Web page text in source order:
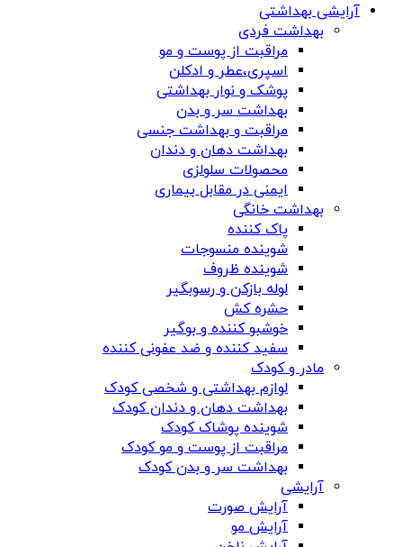
آرایشی بهداشتی
بهداشت فردی
مراقبت از پوست و مو
اسپری،عطر و ادکلن
پوشک و نوار بهداشتی
بهداشت سر و بدن
مراقبت و بهداشت جنسی
بهداشت دهان و دندان
محصولات سلولزی
ایمنی در مقابل بیماری
بهداشت خانگی
پاک کننده
شوینده منسوجات
شوینده ظروف
لوله بازکن و رسوبگیر
حشره کش
خوشبو کننده و بوگیر
سفید کننده و ضد عفونی کننده
مادر و کودک
لوازم بهداشتی و شخصی کودک
بهداشت دهان و دندان کودک
شوینده پوشاک کودک
مراقبت از پوست و مو کودک
بهداشت سر و بدن کودک
آرایشی
آرایش صورت
آرایش مو